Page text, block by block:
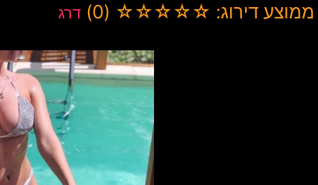
ממוצע דירוג: ☆☆☆☆☆ (0) דרג